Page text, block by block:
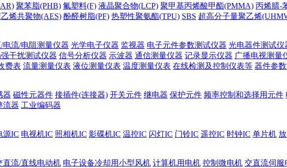
聚苯脂(PHB) 氟塑料(F) 液晶聚合物(LCP) 聚甲基丙烯酸甲酯(PMMA) 丙烯腈-
烯共聚物(AES) 酚醛树脂(PF) 热塑性聚氨酯(TPU) SBS 超高分子量聚乙烯
电流/电阻测量仪器 光学电子仪器 监视器 电子元件参数测试仪器 光电器件测试仪
干扰测试仪器 信号分析仪器 示波器 通信测量仪器 记录显示仪器 广播电视测量
费表 流量测量仪表 液位测量仪表 温度测量仪表 在线检测及控制仪表等 器件参
器 磁性元器件 接插件(连接器) 开关元件 继电器 保护元件 频率控制和选择用元件
流器 工业编码器
源IC 电视机IC 照相机IC 影碟机IC 温控IC 闪灯IC 门铃IC 遥控IC 时钟IC 单片机
直流/直线电动机 电子设备冷却用小型风机 计算机用电机 控制微电机 交直流伺服